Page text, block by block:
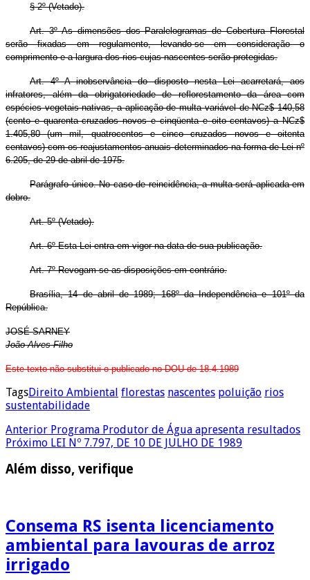
§ 2º (Vetado).
Art. 3º As dimensões dos Paralelogramas de Cobertura Florestal
serão fixadas em regulamento, levando-se em consideração o
comprimento e a largura dos rios cujas nascentes serão protegidas.
Art. 4º A inobservância do disposto nesta Lei acarretará, aos
infratores, além da obrigatoriedade de reflorestamento da área com
espécies vegetais nativas, a aplicação de multa variável de NCz$ 140,58
(cento e quarenta cruzados novos e cinqüenta e oito centavos) a NCz$
1.405,80 (um mil, quatrocentos e cinco cruzados novos e oitenta
centavos) com os reajustamentos anuais determinados na forma de Lei nº
6.205, de 29 de abril de 1975.
Parágrafo único. No caso de reincidência, a multa será aplicada em
dobro.
Art. 5º (Vetado).
Art. 6º Esta Lei entra em vigor na data de sua publicação.
Art. 7º Revogam-se as disposições em contrário.
Brasília, 14 de abril de 1989; 168º da Independência e 101º da
República.
JOSÉ SARNEY
João Alves Filho
Este texto não substitui o publicado no DOU de 18.4.1989
TagsDireito Ambiental florestas nascentes poluição rios
sustentabilidade
Anterior Programa Produtor de Água apresenta resultados
Próximo LEI Nº 7.797, DE 10 DE JULHO DE 1989
Além disso, verifique
Consema RS isenta licenciamento
ambiental para lavouras de arroz
irrigado